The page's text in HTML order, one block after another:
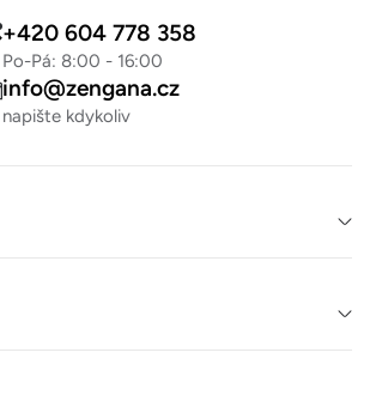
+420 604 778 358
Po-Pá: 8:00 - 16:00
info@zengana.cz
napište kdykoliv